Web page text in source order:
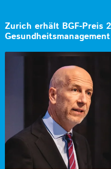
Zurich erhält BGF-Preis
Gesundheitsmanagement